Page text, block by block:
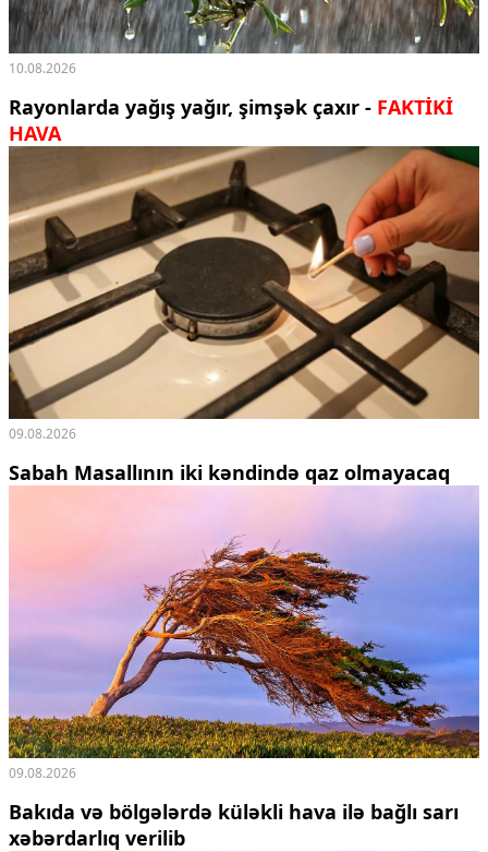
10.08.2026
Rayonlarda yağış yağır, şimşək çaxır - FAKTİKİ
HAVA
09.08.2026
Sabah Masallının iki kəndində qaz olmayacaq
09.08.2026
Bakıda və bölgələrdə küləkli hava ilə bağlı sarı
xəbərdarlıq verilib